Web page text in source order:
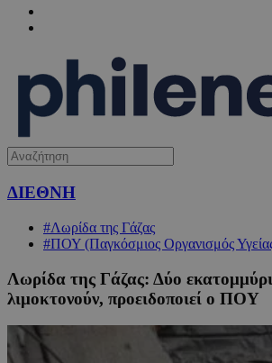
ΔΙΕΘΝΗ
#Λωρίδα της Γάζας
#ΠΟΥ (Παγκόσμιος Οργανισμός
Λωρίδα της Γάζας: Δύο
λιμοκτονούν, προειδοποιεί ο ΠOY